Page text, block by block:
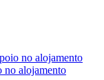
no alojamento
no alojamento